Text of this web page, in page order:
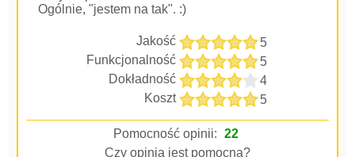
Ogólnie, "jestem na tak". :)
Jakość
5
Funkcjonalność
5
Dokładność
4
Koszt
5
Pomocność opinii: 22
Czy opinia jest pomocna?